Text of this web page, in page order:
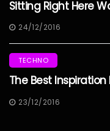
Sitting Right Here
24/12/2016
TECHNO
The Best
23/12/2016